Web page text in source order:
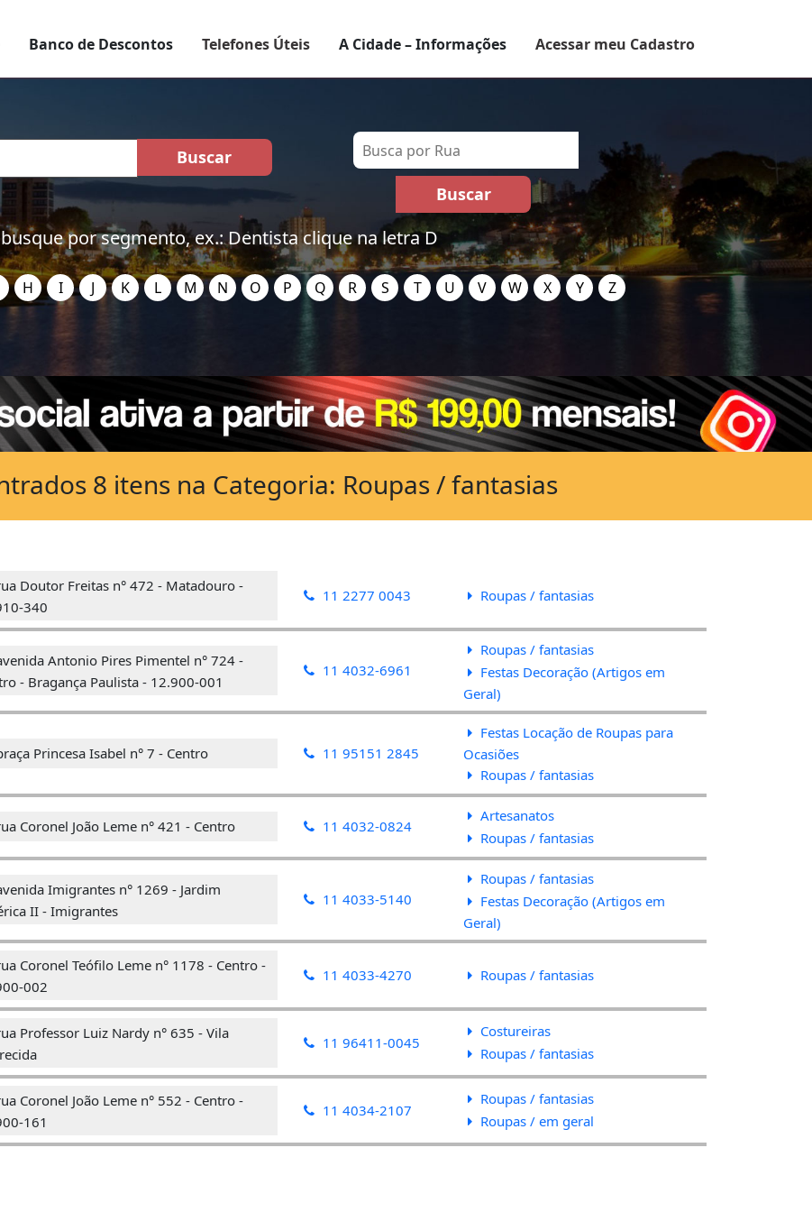
Banco de Descontos Telefones Úteis A Cidade – Informações Acessar meu Cadastro
por segmento, ex.: Dentista clique na letra D
H I J K L M N O P Q R S T U V W X Y Z
Doutor Freitas n° 472 - Matadouro -
340
11 2277 0043 Roupas / fantasias
Antonio Pires Pimentel n° 724 -
- Bragança Paulista - 12.900-001
11 4032-6961
Roupas / fantasias
Festas Decoração (Artigos em
Geral)
Princesa Isabel n° 7 - Centro 11 95151 2845
Festas Locação de Roupas para
Ocasiões
Roupas / fantasias
Coronel João Leme n° 421 - Centro 11 4032-0824
Artesanatos
Roupas / fantasias
Imigrantes n° 1269 - Jardim
II - Imigrantes
11 4033-5140
Roupas / fantasias
Festas Decoração (Artigos em
Geral)
Coronel Teófilo Leme n° 1178 - Centro -
002
11 4033-4270 Roupas / fantasias
Professor Luiz Nardy n° 635 - Vila
11 96411-0045
Costureiras
Roupas / fantasias
Coronel João Leme n° 552 - Centro -
161
11 4034-2107
Roupas / fantasias
Roupas / em geral
8 itens na Categoria: Roupas / fantasias